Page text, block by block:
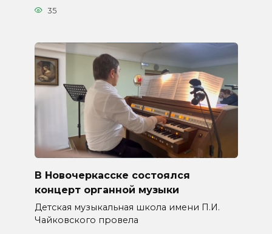
35
В Новочеркасске состоялся
концерт органной музыки
Детская музыкальная школа имени П.И.
Чайковского провела